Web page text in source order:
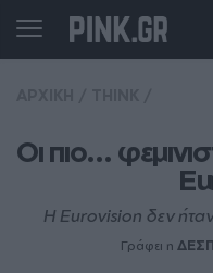
Οι πιο...
Η Eurovision δεν
Γράφει η